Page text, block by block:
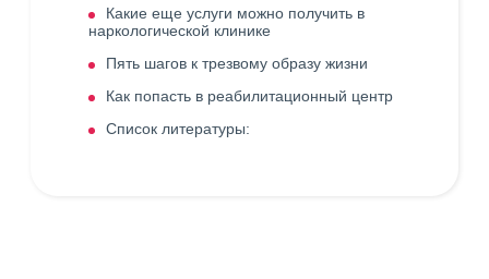
Какие еще услуги можно получить в
наркологической клинике
Пять шагов к трезвому образу жизни
Как попасть в реабилитационный центр
Список литературы: